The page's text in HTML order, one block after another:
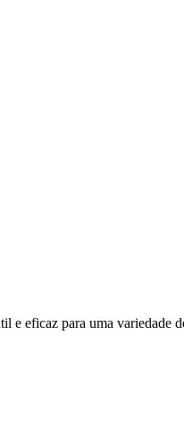
e eficaz para uma variedade